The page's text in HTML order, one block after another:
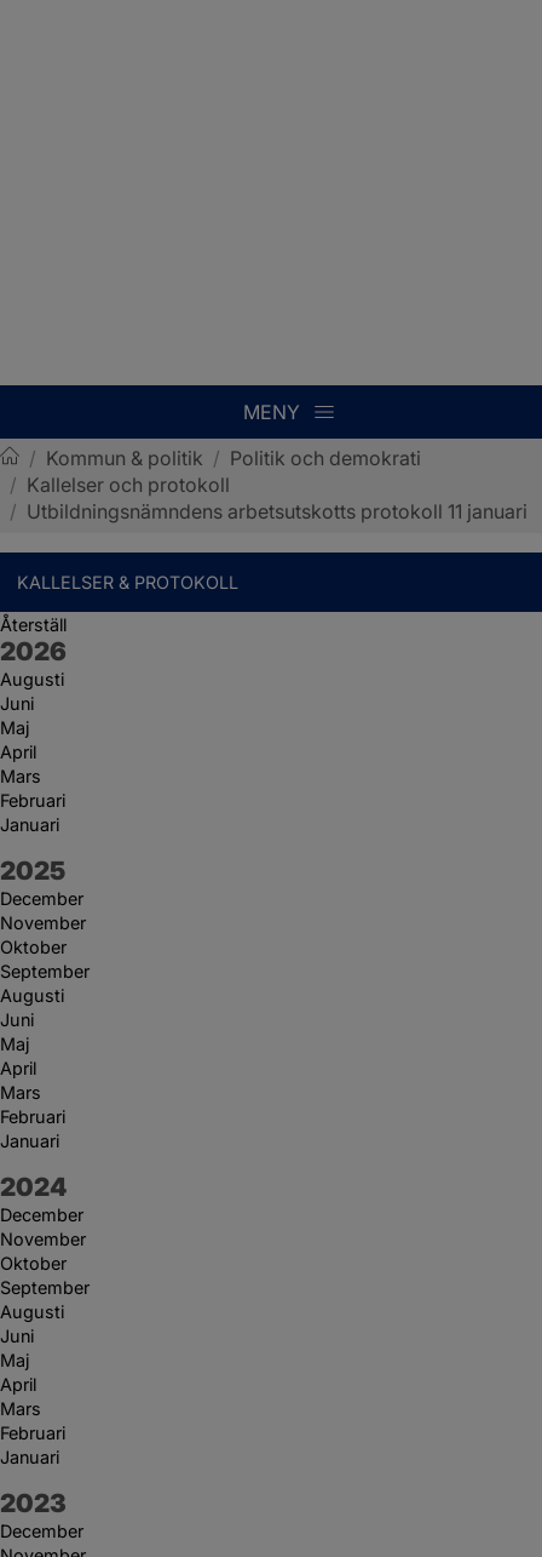
MENY
Sotenäs kommun
/ Kommun & politik / Politik och demokrati
/ Kallelser och protokoll
/ Utbildningsnämndens arbetsutskotts protokoll 11 januari
KALLELSER & PROTOKOLL
Återställ
År:
2026
Augusti
Juni
Maj
April
Mars
Februari
Januari
År:
2025
December
November
Oktober
September
Augusti
Juni
Maj
April
Mars
Februari
Januari
År:
2024
December
November
Oktober
September
Augusti
Juni
Maj
April
Mars
Februari
Januari
År:
2023
December